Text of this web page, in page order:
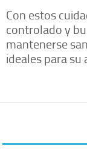
Con estos
controlado y
mantenerse
ideales para